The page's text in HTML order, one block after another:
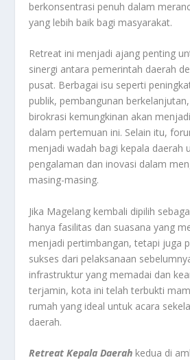
berkonsentrasi penuh dalam
yang lebih baik bagi masyarakat.
Retreat ini menjadi ajang penting
sinergi antara pemerintah daerah
pusat. Berbagai isu seperti
publik, pembangunan
birokrasi kemungkinan akan
dalam pertemuan ini. Selain itu,
menjadi wadah bagi kepala daerah
pengalaman dan inovasi dalam
masing-masing.
Jika Magelang kembali dipilih
hanya fasilitas dan suasana yang
menjadi pertimbangan, tetapi juga
sukses dari pelaksanaan
infrastruktur yang memadai dan
terjamin, kota ini telah terbukti
rumah yang ideal untuk acara
daerah.
Retreat Kepala Daerah kedua di